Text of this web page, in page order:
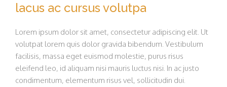
lacus ac cursus volutpa
Lorem ipsum dolor sit amet, consectetur adipiscing elit. Ut
volutpat lorem quis dolor gravida bibendum. Vestibulum
facilisis, massa eget euismod molestie, purus risus
eleifend leo, id aliquam nisi mauris luctus nisi. In ac justo
condimentum, elementum risus vel, sollicitudin dui.